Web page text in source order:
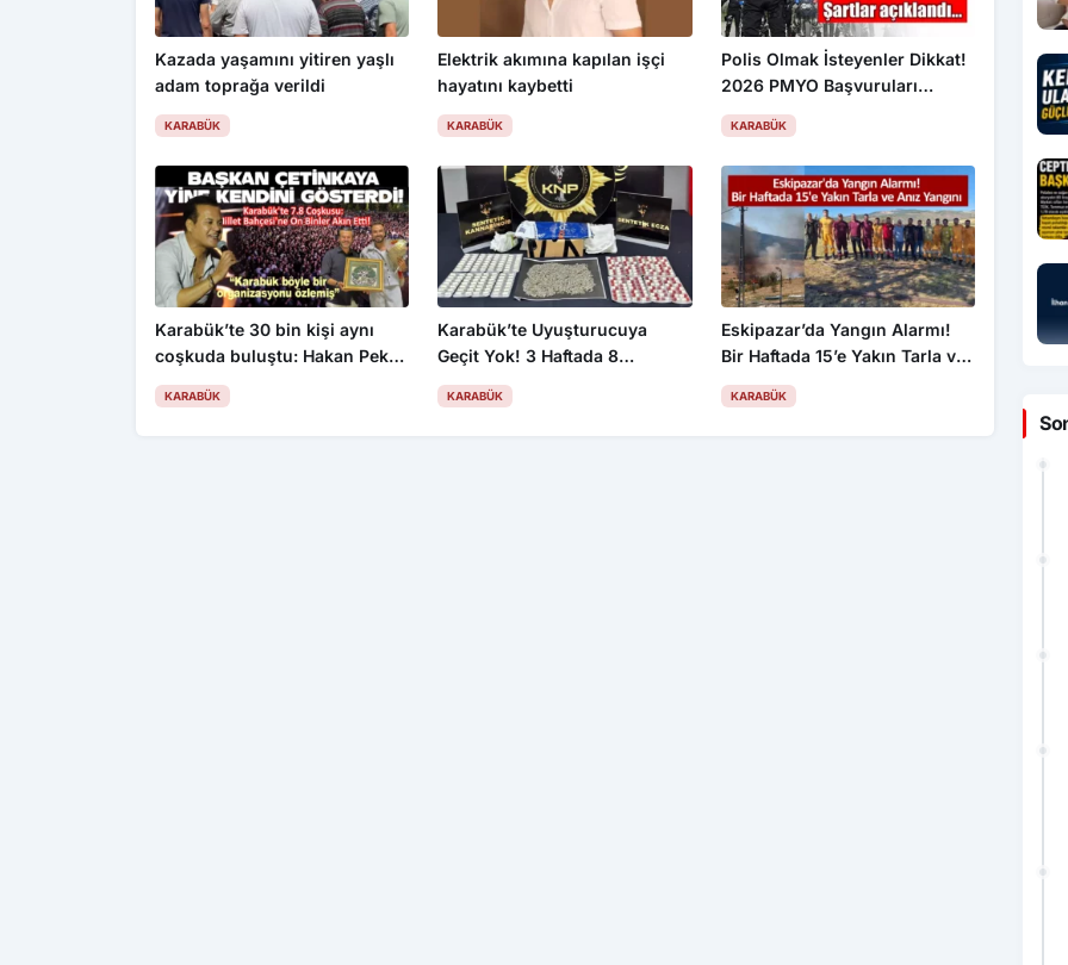
Kazada yaşamını yitiren yaşlı
adam toprağa verildi
KARABÜK
Elektrik akımına kapılan işçi
hayatını kaybetti
KARABÜK
Polis Olmak İsteyenler Dikkat!
2026 PMYO Başvuruları
Başladı: 3 Bin 250 Öğrenci
Alınacak
KARABÜK
Karabük’te 30 bin kişi aynı
coşkuda buluştu: Hakan Peker
ve Sefo sahneyi salladı
KARABÜK
Karabük’te Uyuşturucuya
Geçit Yok! 3 Haftada 8
Operasyon: 2 Tutuklama, 4
Firari Yakalandı
KARABÜK
Eskipazar’da Yangın Alarmı!
Bir Haftada 15’e Yakın Tarla ve
Anız Yangını
KARABÜK